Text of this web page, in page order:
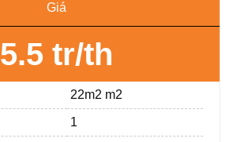
Giá
5.5 tr/th
22m2 m2
1